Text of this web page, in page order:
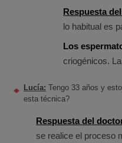
Respuesta
lo habitual es
Los
criogénicos.
Lucía: Tengo 33 años y
esta técnica?
Respuesta del
se realice el proceso